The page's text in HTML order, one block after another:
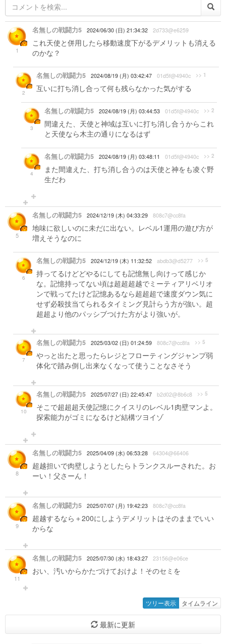
1
名無しの戦闘力5 2024/06/30 (日) 21:34:32 2d733@e6259
これ天使と併用したら移動速度下がるデメリットも消える
のかな？
2
名無しの戦闘力5 2024/08/19 (月) 03:42:47 01d5f@4940c >> 1
互いに打ち消し合って何も残らなかった気がする
3
名無しの戦闘力5 2024/08/19 (月) 03:44:53 01d5f@4940c >> 2
間違えた、天使と神域は互いに打ち消し合うからこれ
と天使なら木主の通りになるはず
4
名無しの戦闘力5 2024/08/19 (月) 03:48:11 01d5f@4940c >> 2
また間違えた、打ち消し合うのは天使と神をも凌ぐ野
生だわ
5
名無しの戦闘力5 2024/12/19 (木) 04:33:29 808c7@cc8fa
地味に欲しいのに未だに出ない。レベル1運用の遊び方が
増えそうなのに
6
名無しの戦闘力5 2024/12/19 (木) 11:32:52 abdb3@d5277 >> 5
持ってるけどどやるにしても記憶無し向けって感じか
な。記憶持ってない頃は超超超越でミーティアリベリオ
ンで戦ってたけど記憶あるなら超超超で速度ダウン気に
せず必殺技当てられるタイミング見計らう方が強い。超
超超より他のパッシブつけた方がより強いが。
7
名無しの戦闘力5 2025/03/02 (日) 01:24:59 808c7@cc8fa >> 5
やっと出たと思ったらレジとフローティングジャンプ弱
体化で踏み倒し出来なくなって使うことなさそう
10
名無しの戦闘力5 2025/07/27 (日) 22:45:47 b2d02@8b6c8 >> 5
そこで超超超天使記憶にクイスリのレベル1肉壁マンよ。
探索能力がゴミになるけど結構ツヨイゾ
8
名無しの戦闘力5 2025/04/09 (水) 06:53:28 64304@66406
超越担いで肉壁しようとしたらトランクスルーされた。お
ーい！父さーん！
9
名無しの戦闘力5 2025/07/07 (月) 19:42:23 808c7@cc8fa
超越するなら＋200にしようデメリットはそのままでいい
からな
11
名無しの戦闘力5 2025/07/30 (水) 18:43:27 23156@e06ce
おい、汚いからかたづけておけよ！そのセミを
ツリー表示 タイムライン
最新に更新